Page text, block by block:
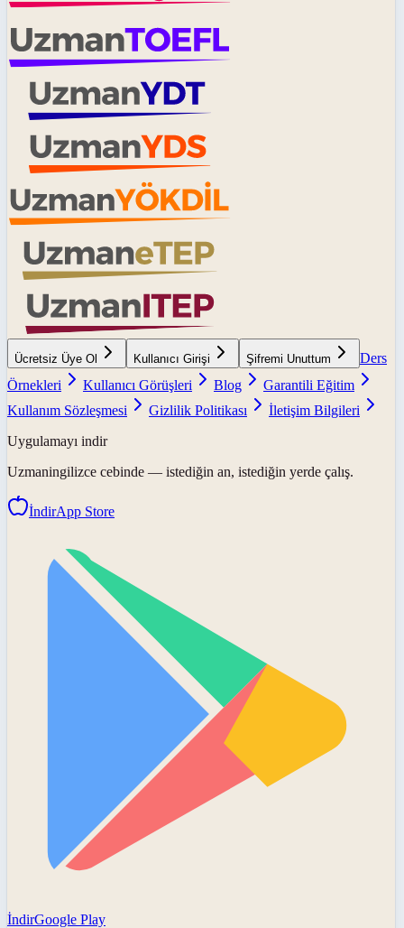
Ücretsiz Üye Ol Kullanıcı Girişi Şifremi Unuttum
Ders
Örnekleri
Kullanıcı Görüşleri Blog
Garantili Eğitim
Kullanım Sözleşmesi
Gizlilik Politikası
İletişim Bilgileri
Uygulamayı indir
Uzmaningilizce cebinde — istediğin an, istediğin yerde çalış.
İndirApp Store
İndirGoogle Play